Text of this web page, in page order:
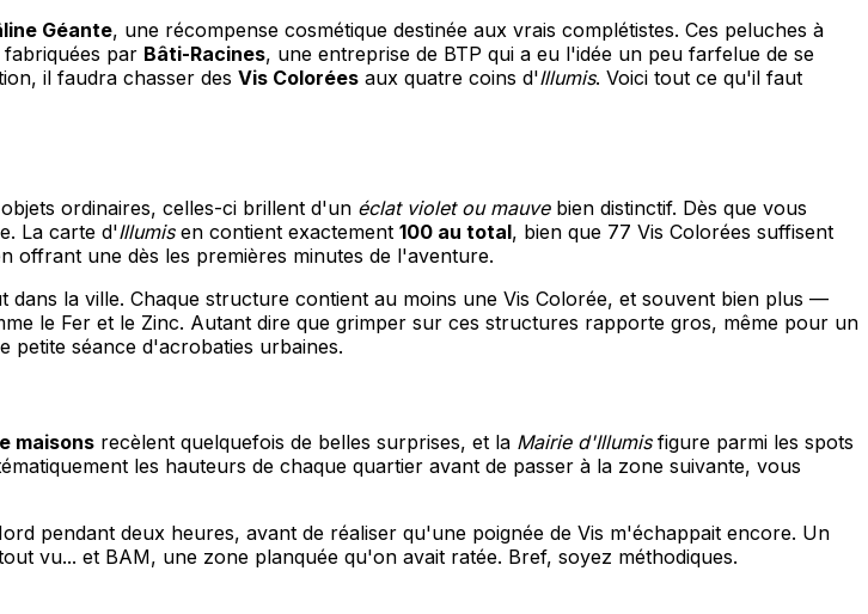
Géante, une récompense cosmétique destinée aux vrais complétistes. Ces peluches à
par Bâti-Racines, une entreprise de BTP qui a eu l'idée un peu farfelue de se
il faudra chasser des Vis Colorées aux quatre coins d'Illumis. Voici tout ce qu'il faut
ordinaires, celles-ci brillent d'un éclat violet ou mauvebien distinctif. Dès que vous
La carte d'Illumisen contient exactement 100 au total, bien que 77 Vis Colorées suffisent
offrant une dès les premières minutes de l'aventure.
dans la ville. Chaque structure contient au moins une Vis Colorée, et souvent bien plus —
le Fer et le Zinc. Autant dire que grimper sur ces structures rapporte gros, même pour un
petite séance d'acrobaties urbaines.
maisons recèlent quelquefois de belles surprises, et la Mairie d'Illumisfigure parmi les spots
les hauteurs de chaque quartier avant de passer à la zone suivante, vous
pendant deux heures, avant de réaliser qu'une poignée de Vis m'échappait encore. Un
vu... et BAM, une zone planquée qu'on avait ratée. Bref, soyez méthodiques.